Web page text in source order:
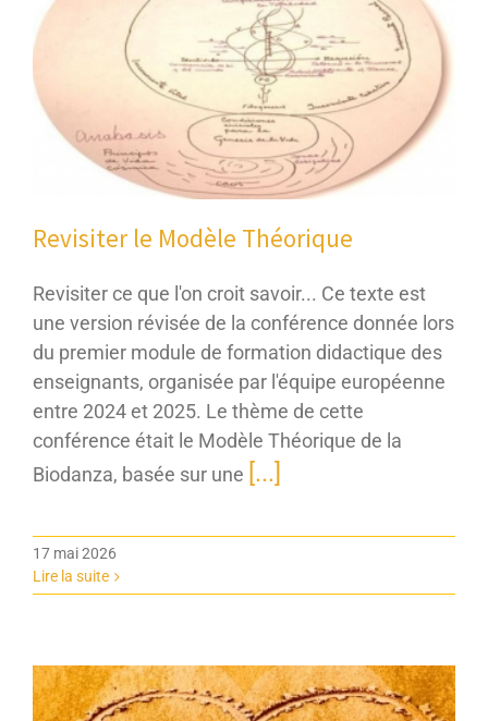
Revisiter le Modèle Théorique
Revisiter ce que l'on croit savoir... Ce texte est
une version révisée de la conférence donnée lors
du premier module de formation didactique des
enseignants, organisée par l'équipe européenne
entre 2024 et 2025. Le thème de cette
conférence était le Modèle Théorique de la
Biodanza, basée sur une [...]
17 mai 2026
Lire la suite